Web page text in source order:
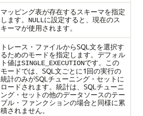
マッピング表が存在するスキーマを指定
します。
NULLに設定すると、現在のス
キーマが使用されます。
トレース・ファイルからSQL文を選択す
るためのモードを指定します。デフォル
ト値はSINGLE_EXECUTIONです。この
モードでは、SQL文ごとに1回の実行の
統計のみがSQLチューニング・セットに
ロードされます。統計は、SQLチューニ
ング・セットの他のデータソースのテー
ブル・ファンクションの場合と同様に累
積されません。